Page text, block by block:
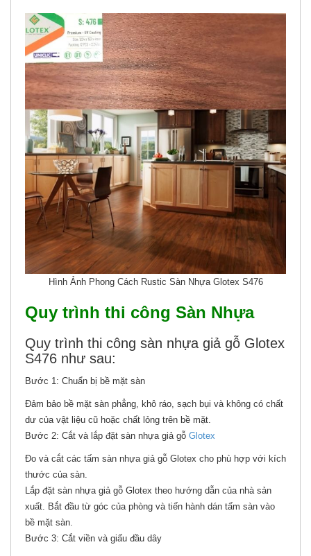
Hình Ảnh Phong Cách Rustic Sàn Nhựa Glotex S476
Quy trình thi công Sàn Nhựa
Quy trình thi công sàn nhựa giả gỗ Glotex
S476 như sau:
Bước 1: Chuẩn bị bề mặt sàn
Đảm bảo bề mặt sàn phẳng, khô ráo, sạch bụi và không có chất
dư của vật liệu cũ hoặc chất lỏng trên bề mặt.
Bước 2: Cắt và lắp đặt sàn nhựa giả gỗ Glotex
Đo và cắt các tấm sàn nhựa giả gỗ Glotex cho phù hợp với kích
thước của sàn.
Lắp đặt sàn nhựa giả gỗ Glotex theo hướng dẫn của nhà sản
xuất. Bắt đầu từ góc của phòng và tiến hành dán tấm sàn vào
bề mặt sàn.
Bước 3: Cắt viền và giấu đầu dây